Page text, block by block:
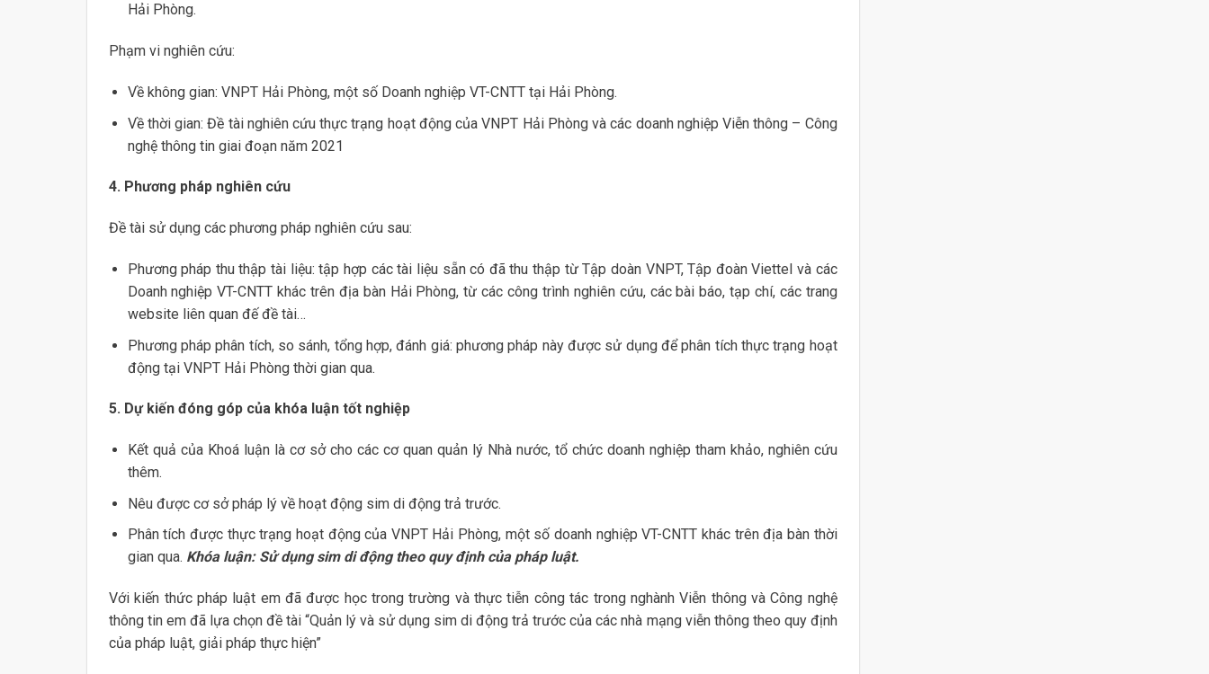
Hải Phòng.
Phạm vi nghiên cứu:
Về không gian: VNPT Hải Phòng, một số Doanh nghiệp VT-CNTT tại Hải Phòng.
Về thời gian: Đề tài nghiên cứu thực trạng hoạt động của VNPT Hải Phòng và các doanh nghiệp Viễn thông – Công
nghệ thông tin giai đoạn năm 2021
4. Phương pháp nghiên cứu
Đề tài sử dụng các phương pháp nghiên cứu sau:
Phương pháp thu thập tài liệu: tập hợp các tài liệu sẵn có đã thu thập từ Tập doàn VNPT, Tập đoàn Viettel và các
Doanh nghiệp VT-CNTT khác trên địa bàn Hải Phòng, từ các công trình nghiên cứu, các bài báo, tạp chí, các trang
website liên quan đế đề tài…
Phương pháp phân tích, so sánh, tổng hợp, đánh giá: phương pháp này được sử dụng để phân tích thực trạng hoạt
động tại VNPT Hải Phòng thời gian qua.
5. Dự kiến đóng góp của khóa luận tốt nghiệp
Kết quả của Khoá luận là cơ sở cho các cơ quan quản lý Nhà nước, tổ chức doanh nghiệp tham khảo, nghiên cứu
thêm.
Nêu được cơ sở pháp lý về hoạt động sim di động trả trước.
Phân tích được thực trạng hoạt động của VNPT Hải Phòng, một số doanh nghiệp VT-CNTT khác trên địa bàn thời
gian qua. Khóa luận: Sử dụng sim di động theo quy định của pháp luật.
Với kiến thức pháp luật em đã được học trong trường và thực tiễn công tác trong nghành Viễn thông và Công nghệ
thông tin em đã lựa chọn đề tài “Quản lý và sử dụng sim di động trả trước của các nhà mạng viễn thông theo quy định
của pháp luật, giải pháp thực hiện”